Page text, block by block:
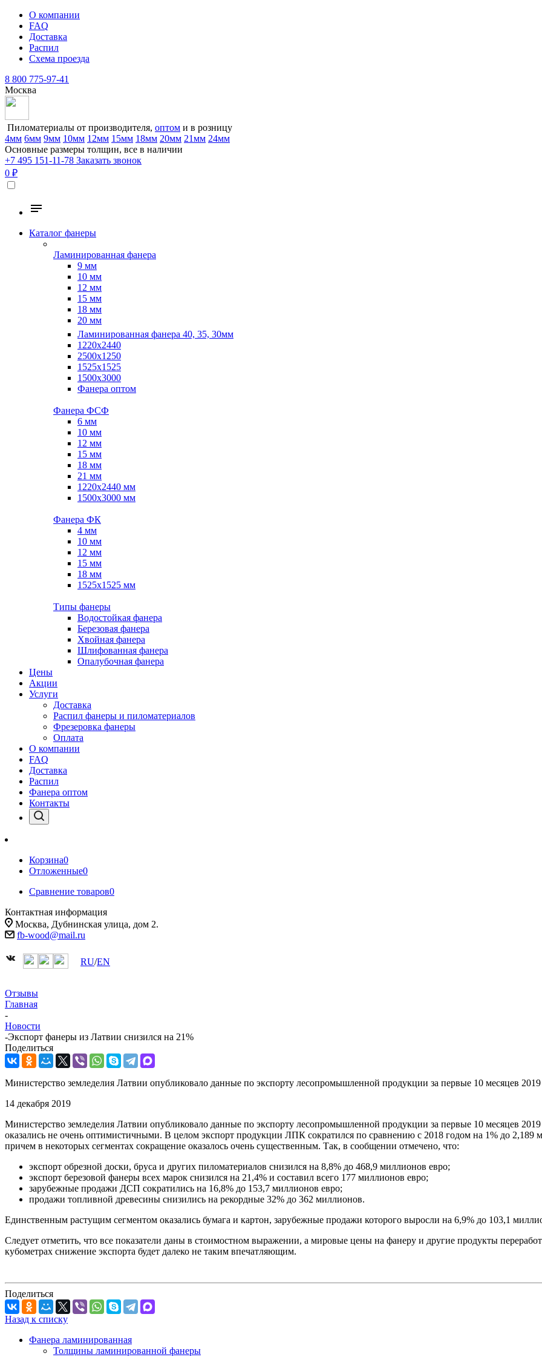
О компании
FAQ
Доставка
Распил
Схема проезда
8 800 775-97-41
Москва
Пиломатериалы от производителя, оптом и в розницу
4мм 6мм 9мм 10мм 12мм 15мм 18мм 20мм 21мм 24мм
Основные размеры толщин, все в наличии
+7 495 151-11-78 Заказать звонок
0 ₽
Каталог фанеры
Ламинированная фанера
9 мм
10 мм
12 мм
15 мм
18 мм
20 мм
Ламинированная фанера 40, 35, 30мм
1220x2440
2500x1250
1525x1525
1500x3000
Фанера оптом
Фанера ФСФ
6 мм
10 мм
12 мм
15 мм
18 мм
21 мм
1220х2440 мм
1500х3000 мм
Фанера ФК
4 мм
10 мм
12 мм
15 мм
18 мм
1525х1525 мм
Типы фанеры
Водостойкая фанера
Березовая фанера
Хвойная фанера
Шлифованная фанера
Опалубочная фанера
Цены
Акции
Услуги
Доставка
Распил фанеры и пиломатериалов
Фрезеровка фанеры
Оплата
О компании
FAQ
Доставка
Распил
Фанера оптом
Контакты
Корзина0
Отложенные0
Сравнение товаров0
Контактная информация
Москва, Дубнинская улица, дом 2.
fb-wood@mail.ru
RU/EN
Отзывы
Главная
-
Новости
-Экспорт фанеры из Латвии снизился на 21%
Поделиться
Министерство земледелия Латвии опубликовало данные по экспорту лесопромышленной продукции за первые 10 месяцев 2019
14 декабря 2019
Министерство земледелия Латвии опубликовало данные по экспорту лесопромышленной продукции за первые 10 месяцев
оказались не очень оптимистичными. В целом экспорт продукции ЛПК сократился по сравнению с 2018 годом на 1% до 2,189
причем в некоторых сегментах сокращение оказалось очень существенным. Так, в сообщении отмечено, что:
экспорт обрезной доски, бруса и других пиломатериалов снизился на 8,8% до 468,9 миллионов евро;
экспорт березовой фанеры всех марок снизился на 21,4% и составил всего 177 миллионов евро;
зарубежные продажи ДСП сократились на 16,8% до 153,7 миллионов евро;
продажи топливной древесины снизились на рекордные 32% до 362 миллионов.
Единственным растущим сегментом оказались бумага и картон, зарубежные продажи которого выросли на 6,9% до 103,1
Следует отметить, что все показатели даны в стоимостном выражении, а мировые цены на фанеру и другие продукты
кубометрах снижение экспорта будет далеко не таким впечатляющим.
Поделиться
Назад к списку
Фанера ламинированная
Толщины ламинированной фанеры